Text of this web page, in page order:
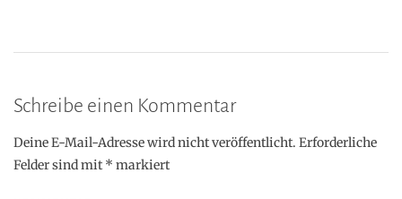
Schreibe einen Kommentar
Deine E-Mail-Adresse wird nicht veröffentlicht. Erforderliche
Felder sind mit * markiert